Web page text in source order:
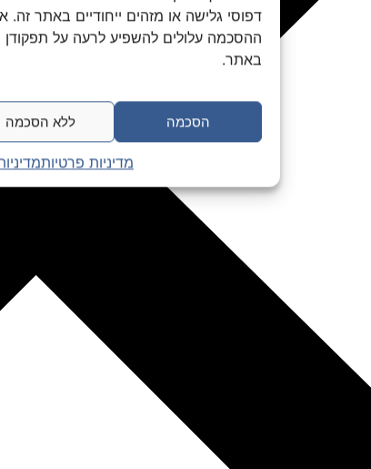
דפוסי גלישה או מזהים ייחודיים באתר
ההסכמה עלולים להשפיע לרעה על תפקודן
באתר.
הסכמה ללא הסכמה
מדיניות פרטיות